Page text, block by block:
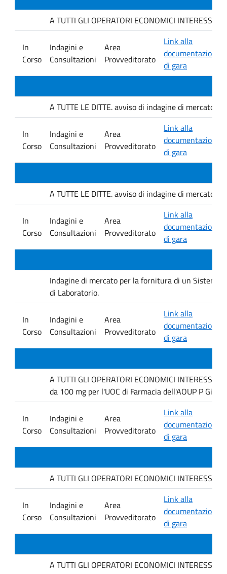
A TUTTI GLI OPERATORI ECONOMICI
In
Corso
Indagini e
Consultazioni
Area
Provveditorato
Link alla
documentazione
di gara
A TUTTE LE DITTE. avviso di indagine di mercato
In
Corso
Indagini e
Consultazioni
Area
Provveditorato
Link alla
documentazione
di gara
A TUTTE LE DITTE. avviso di indagine di mercato
In
Corso
Indagini e
Consultazioni
Area
Provveditorato
Link alla
documentazione
di gara
Indagine di mercato per la fornitura di un Sistema
di Laboratorio.
In
Corso
Indagini e
Consultazioni
Area
Provveditorato
Link alla
documentazione
di gara
A TUTTI GLI OPERATORI ECONOMICI
da 100 mg per l'UOC di Farmacia dell'AOUP P
In
Corso
Indagini e
Consultazioni
Area
Provveditorato
Link alla
documentazione
di gara
A TUTTI GLI OPERATORI ECONOMICI
In
Corso
Indagini e
Consultazioni
Area
Provveditorato
Link alla
documentazione
di gara
A TUTTI GLI OPERATORI ECONOMICI